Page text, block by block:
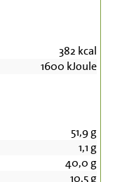
382 kcal
1600 kJoule
51,9g
1,1 g
40,0 g
10,5g